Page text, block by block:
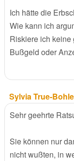
Ich hätte die
Wie kann ich
Riskiere ich
Bußgeld oder
Sylvia True-Bohle
Sehr geehrte
Sie können nur
nicht wußten, in